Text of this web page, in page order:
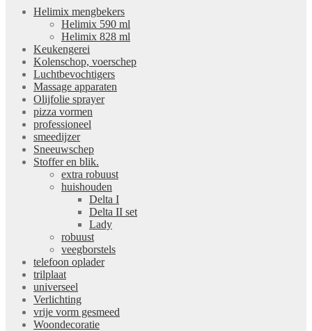
Helimix mengbekers
Helimix 590 ml
Helimix 828 ml
Keukengerei
Kolenschop, voerschep
Luchtbevochtigers
Massage apparaten
Olijfolie sprayer
pizza vormen
professioneel
smeedijzer
Sneeuwschep
Stoffer en blik.
extra robuust
huishouden
Delta I
Delta II set
Lady
robuust
veegborstels
telefoon oplader
trilplaat
universeel
Verlichting
vrije vorm gesmeed
Woondecoratie